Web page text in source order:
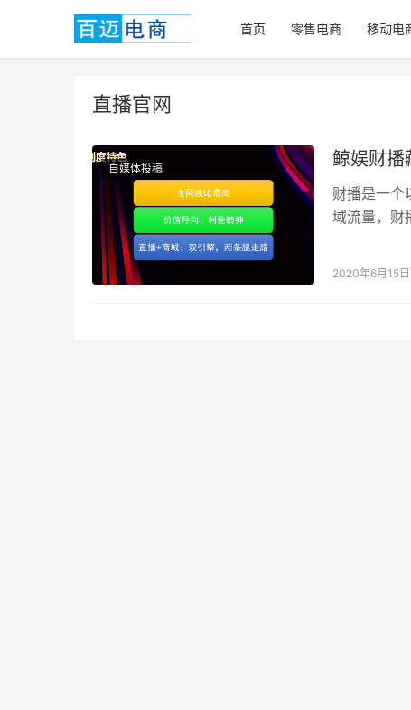
首页 零售电商 移动电
直播官网
自媒体投稿 鲸娱财播
财播是一个
域流量，财
2020年6月15日